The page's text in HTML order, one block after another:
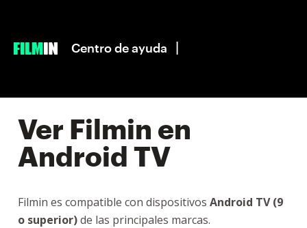
|
Centro de ayuda
Ver Filmin en
Android TV
Filmin es compatible con dispositivos Android TV (9
o superior)de las principales marcas.